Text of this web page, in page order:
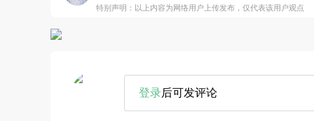
特别声明：以上内容为网络用户上传发布，仅代表该用户观点
登录后可发评论